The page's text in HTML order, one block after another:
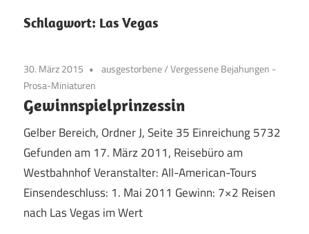
Schlagwort: Las Vegas
30. März 2015 ausgestorbene/Vergessene Bejahungen -
Prosa-Miniaturen
Gewinnspielprinzessin
Gelber Bereich, Ordner J, Seite 35 Einreichung 5732
Gefunden am 17. März 2011, Reisebüro am
Westbahnhof Veranstalter: All-American-Tours
Einsendeschluss: 1. Mai 2011 Gewinn: 7×2 Reisen
nach Las Vegas im Wert